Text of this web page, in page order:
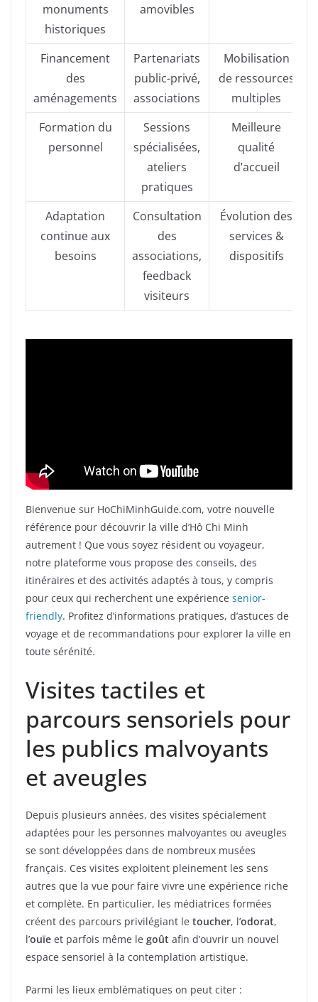
monuments
historiques
amovibles
Financement
des
aménagements
Partenariats
public-privé,
associations
Mobilisation
de ressources
multiples
Formation du
personnel
Sessions
spécialisées,
ateliers
pratiques
Meilleure
qualité
d’accueil
Adaptation
continue aux
besoins
Consultation
des
associations,
feedback
visiteurs
Évolution des
services &
dispositifs
Bienvenue sur HoChiMinhGuide.com, votre nouvelle
référence pour découvrir la ville d’Hô Chi Minh
autrement ! Que vous soyez résident ou voyageur,
notre plateforme vous propose des conseils, des
itinéraires et des activités adaptés à tous, y compris
pour ceux qui recherchent une expérience senior-
friendly. Profitez d’informations pratiques, d’astuces de
voyage et de recommandations pour explorer la ville en
toute sérénité.
Visites tactiles et
parcours sensoriels pour
les publics malvoyants
et aveugles
Depuis plusieurs années, des visites spécialement
adaptées pour les personnes malvoyantes ou aveugles
se sont développées dans de nombreux musées
français. Ces visites exploitent pleinement les sens
autres que la vue pour faire vivre une expérience riche
et complète. En particulier, les médiatrices formées
créent des parcours privilégiant le toucher, l’odorat,
l’ouïe et parfois même le goût afin d’ouvrir un nouvel
espace sensoriel à la contemplation artistique.
Parmi les lieux emblématiques on peut citer :